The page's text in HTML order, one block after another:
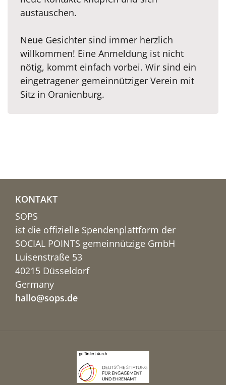
austauschen.
Neue Gesichter sind immer herzlich
willkommen! Eine Anmeldung ist nicht
nötig, kommt einfach vorbei. Wir sind ein
eingetragener gemeinnütziger Verein mit
Sitz in Oranienburg.
KONTAKT
SOPS
ist die offizielle Spendenplattform der
SOCIAL POINTS gemeinnützige GmbH
Luisenstraße 53
40215 Düsseldorf
Germany
hallo@sops.de